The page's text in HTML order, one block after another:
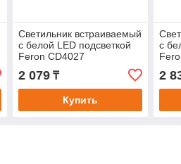
Светильник встраиваемый
с белой LED подсветкой
Feron CD4027
потолочный GX53 без
лампы прозрачный
2 079₸
Купить
с
2